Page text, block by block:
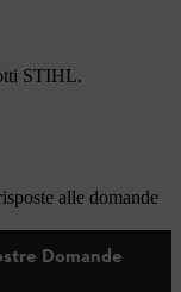
STIHL.
alle domande
Domande